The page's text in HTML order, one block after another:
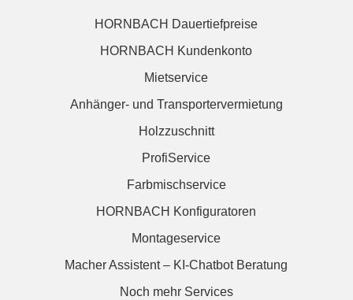
HORNBACH Dauertiefpreise
HORNBACH Kundenkonto
Mietservice
Anhänger- und Transportervermietung
Holzzuschnitt
ProfiService
Farbmischservice
HORNBACH Konfiguratoren
Montageservice
Macher Assistent – KI-Chatbot Beratung
Noch mehr Services